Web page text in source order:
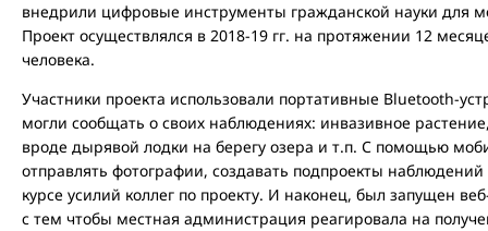
внедрили цифровые инструменты гражданской науки для
Проект осуществлялся в 2018-19 гг. на протяжении 12
человека.
Участники проекта использовали портативные Bluetooth-
могли сообщать о своих наблюдениях: инвазивное
вроде дырявой лодки на берегу озера и т.п. С помощью
отправлять фотографии, создавать подпроекты
курсе усилий коллег по проекту. И наконец, был запущен
с тем чтобы местная администрация реагировала на